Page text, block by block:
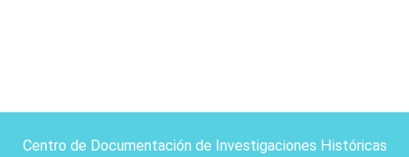
Centro de Documentación de Investigaciones Históricas